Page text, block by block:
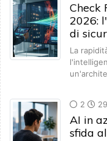
Check
2026:
di
La
2
AI in
sfida